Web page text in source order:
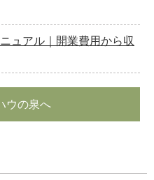
ュアル｜開業費用から収
ウの泉へ